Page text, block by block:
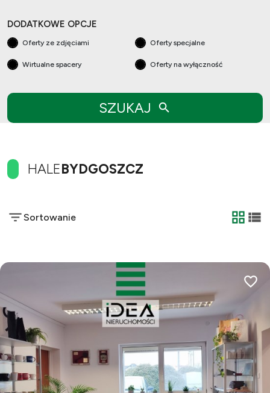
DODATKOWE OPCJE
Oferty ze zdjęciami Oferty specjalne
Wirtualne spacery Oferty na wyłączność
SZUKAJ
HALEBYDGOSZCZ
Sortowanie
tabela
Dodaj